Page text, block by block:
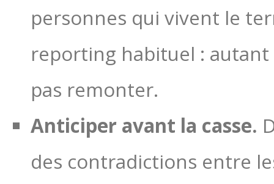
personnes qui vivent le
reporting habituel :
pas remonter.
Anticiper avant la casse.
des contradictions entre